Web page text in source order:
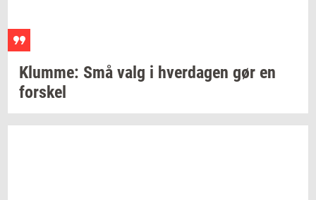
Klum­me: Små valg i hver­da­gen gør en
for­skel